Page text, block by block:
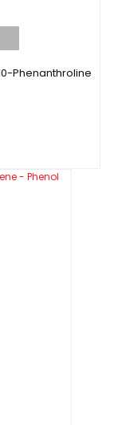
Phenanthroline